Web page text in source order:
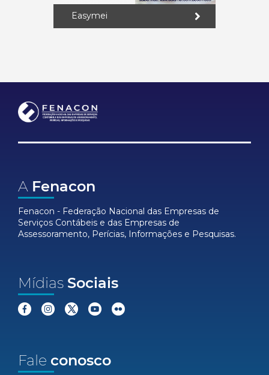
Easymei
A Fenacon
Fenacon - Federação Nacional das Empresas de
Serviços Contábeis e das Empresas de
Assessoramento, Perícias, Informações e Pesquisas.
Mídias Sociais
Fale conosco